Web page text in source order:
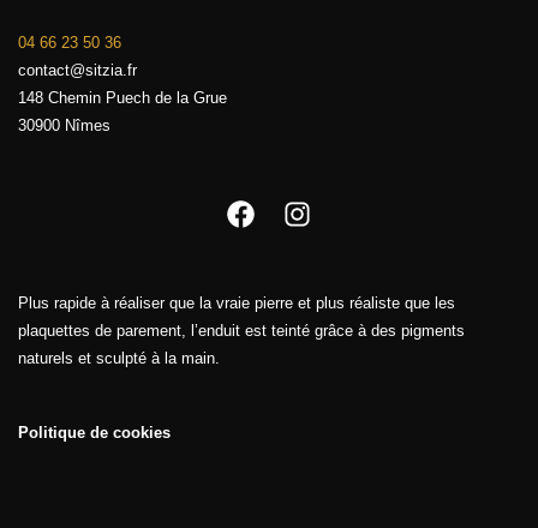
04 66 23 50 36
contact@sitzia.fr
148 Chemin Puech de la Grue
30900 Nîmes
Facebook
Plus rapide à réaliser que la vraie pierre et plus réaliste que les
plaquettes de parement, l’enduit est teinté grâce à des pigments
naturels et sculpté à la main.
Politique de cookies